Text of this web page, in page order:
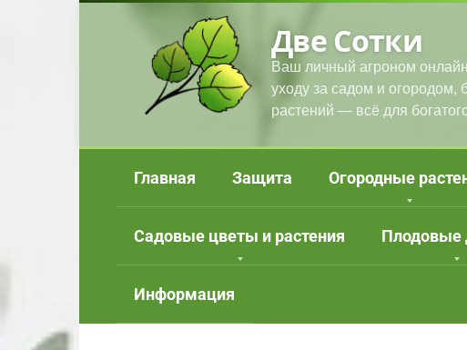
Две Сотки
Ваш личный агроном
уходу за садом и огородом,
растений — всё для
Главная Защита Огородные
Садовые цветы и растения Плодовые
Информация